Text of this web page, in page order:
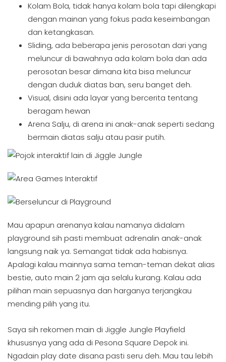
Kolam Bola, tidak hanya kolam bola tapi dilengkapi
dengan mainan yang fokus pada keseimbangan
dan ketangkasan.
Sliding, ada beberapa jenis perosotan dari yang
meluncur di bawahnya ada kolam bola dan ada
perosotan besar dimana kita bisa meluncur
dengan duduk diatas ban, seru banget deh.
Visual, disini ada layar yang bercerita tentang
beragam hewan
Arena Salju, di arena ini anak-anak seperti sedang
bermain diatas salju atau pasir putih.
Mau apapun arenanya kalau namanya didalam
playground sih pasti membuat adrenalin anak-anak
langsung naik ya. Semangat tidak ada habisnya.
Apalagi kalau mainnya sama teman-teman dekat alias
bestie, auto main 2 jam aja selalu kurang. Kalau ada
pilihan main sepuasnya dan harganya terjangkau
mending pilih yang itu.
Saya sih rekomen main di Jiggle Jungle Playfield
khususnya yang ada di Pesona Square Depok ini.
Ngadain play date disana pasti seru deh. Mau tau lebih